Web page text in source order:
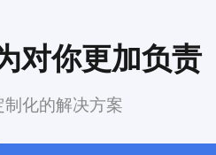
对你更加负责
化的解决方案